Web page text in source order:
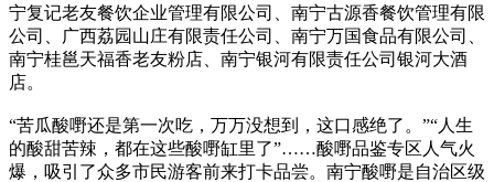
宁复记老友餐饮企业管理有限公司、南宁古源香餐饮管理有限
公司、广西荔园山庄有限责任公司、南宁万国食品有限公司、
南宁桂邕天福香老友粉店、南宁银河有限责任公司银河大酒
店。
“苦瓜酸嘢还是第一次吃，万万没想到，这口感绝了。”“人生
的酸甜苦辣，都在这些酸嘢缸里了”……酸嘢品鉴专区人气火
爆，吸引了众多市民游客前来打卡品尝。南宁酸嘢是自治区级